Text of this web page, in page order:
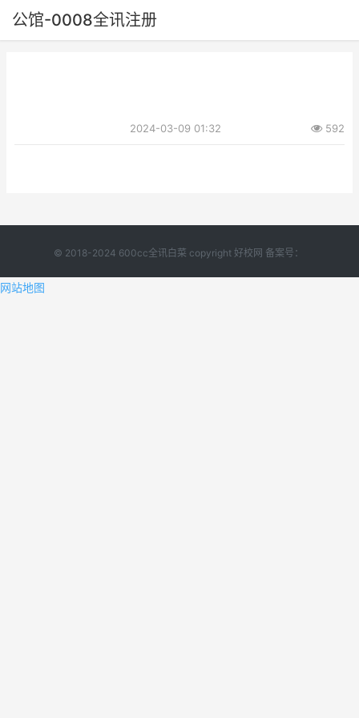
公馆-0008全讯注册
2024-03-09 01:32 592
© 2018-2024 600cc全讯白菜 copyright 好校网 备案号：
网站地图